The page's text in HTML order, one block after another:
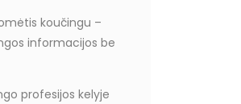
koučingu –
informacijos be
profesijos kelyje